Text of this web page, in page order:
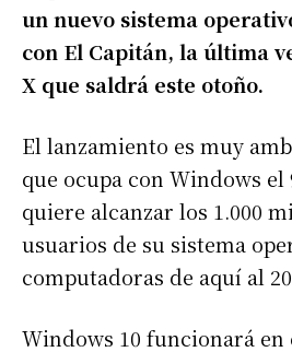
un nuevo sistema
con El Capitán, la última
X que saldrá este otoño.
El lanzamiento es muy
que ocupa con Windows el
quiere alcanzar los 1.000
usuarios de su sistema
computadoras de aquí al
Windows 10 funcionará en